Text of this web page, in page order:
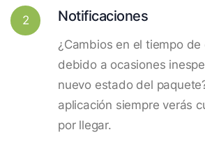
2 Notificaciones
¿Cambios en el tiempo de
debido a ocasiones
nuevo estado del
aplicación siempre verás
por llegar.